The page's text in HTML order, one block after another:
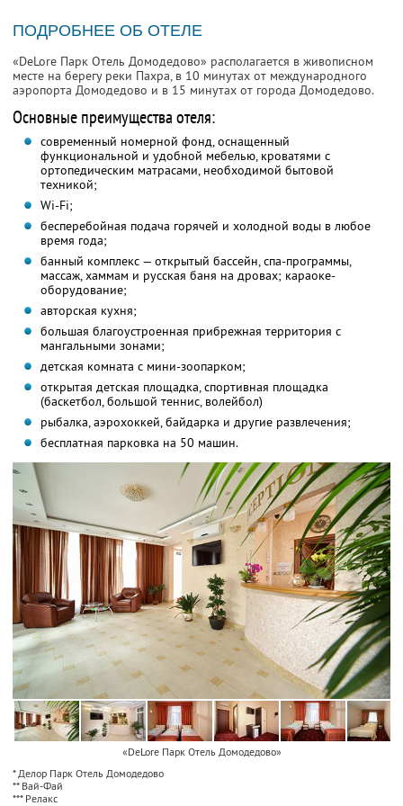
ПОДРОБНЕЕ ОБ ОТЕЛЕ
«DeLore Парк Отель Домодедово» располагается в живописном
месте на берегу реки Пахра, в 10 минутах от международного
аэропорта Домодедово и в 15 минутах от города Домодедово.
Основные преимущества отеля:
современный номерной фонд, оснащенный
функциональной и удобной мебелью, кроватями с
ортопедическим матрасами, необходимой бытовой
техникой;
Wi-Fi;
бесперебойная подача горячей и холодной воды в любое
время года;
банный комплекс — открытый бассейн, спа-программы,
массаж, хаммам и русская баня на дровах; караоке-
оборудование;
авторская кухня;
большая благоустроенная прибрежная территория с
мангальными зонами;
детская комната с мини-зоопарком;
открытая детская площадка, спортивная площадка
(баскетбол, большой теннис, волейбол)
рыбалка, аэрохоккей, байдарка и другие развлечения;
бесплатная парковка на 50 машин.
«DeLore Парк Отель Домодедово»
* Делор Парк Отель Домодедово
** Вай-Фай
*** Релакс